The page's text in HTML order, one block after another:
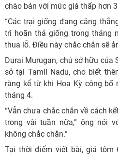
chào bán với mức giá thấp hơn
“Các trại giống đang căng
trì hoãn thả giống trong tháng
thua lỗ. Điều này chắc chắn sẽ
Durai Murugan, chủ sở hữu của
sở tại Tamil Nadu, cho biết
ràng kể từ khi Hoa Kỳ công bố
tháng 4.
“Vẫn chưa chắc chắn về cách
trong vài tuần nữa,” ông nói
không chắc chắn.”
Tại thời điểm viết bài, giá tôm